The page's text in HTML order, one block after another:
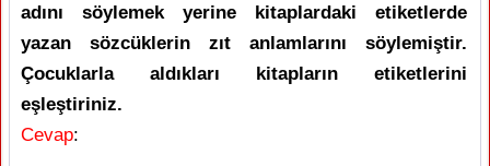
adını söylemek yerine kitaplardaki etiketlerde
yazan sözcüklerin zıt anlamlarını söylemiştir.
Çocuklarla aldıkları kitapların etiketlerini
eşleştiriniz.
Cevap: